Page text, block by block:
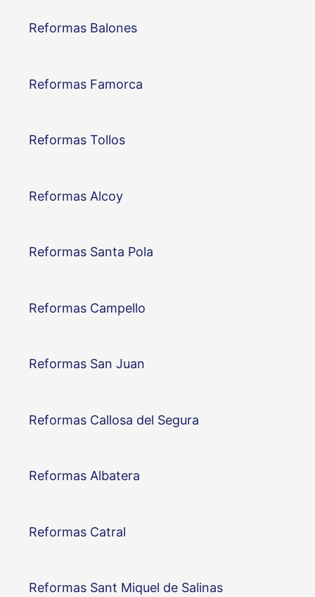
Reformas Balones
Reformas Famorca
Reformas Tollos
Reformas Alcoy
Reformas Santa Pola
Reformas Campello
Reformas San Juan
Reformas Callosa del Segura
Reformas Albatera
Reformas Catral
Reformas Sant Miquel de Salinas